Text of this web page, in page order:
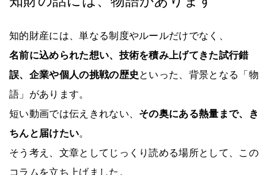
知的財産には、単なる制度やルールだけでなく、
名前に込められた想い、技術を積み上げてきた試行錯
誤、企業や個人の挑戦の歴史 といった、背景となる「物
語」があります。
短い動画では伝えきれない、 その奥にある熱量まで、き
ちんと届けたい。
そう考え、文章としてじっくり読める場所として、この
コラムを立ち上げました。